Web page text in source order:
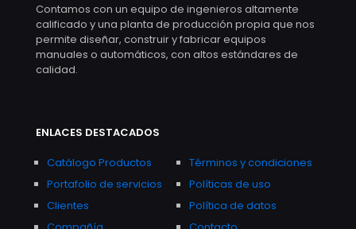
Contamos con un equipo de ingenieros altamente
calificado y una planta de producción propia que nos
permite diseñar, construir y fabricar equipos
manuales o automáticos, con altos estándares de
calidad.
ENLACES DESTACADOS
Catálogo Productos
Portafolio de servicios
Clientes
Términos y condiciones
Políticas de uso
Política de datos